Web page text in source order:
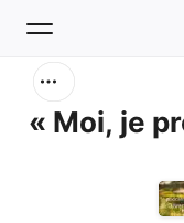
« Moi, je